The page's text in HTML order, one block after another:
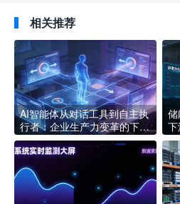
相关推荐
AI智能体从对话工具到自主执
行者：企业生产力变革的下一
个拐点
储
下